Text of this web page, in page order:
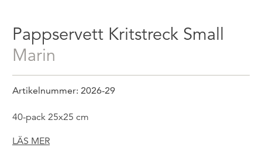
Pappservett Kritstreck Small
marin
Artikelnummer: 2026-29
40-pack 25x25 cm
LÄS MER